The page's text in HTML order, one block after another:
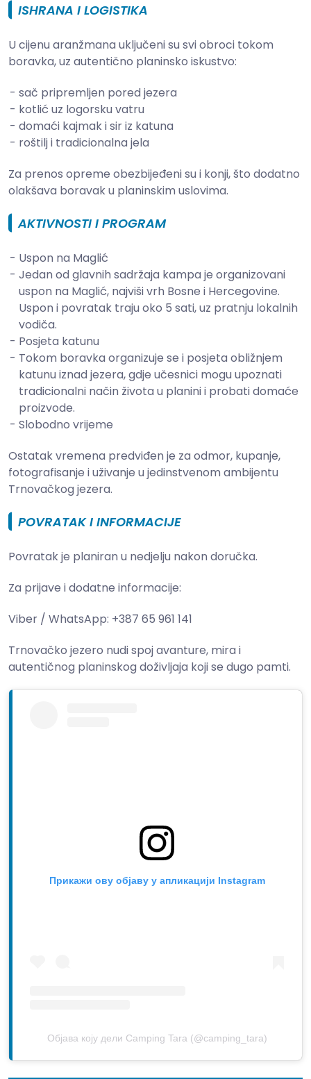
ISHRANA I LOGISTIKA
U cijenu aranžmana uključeni su svi obroci tokom
boravka, uz autentično planinsko iskustvo:
sač pripremljen pored jezera
kotlić uz logorsku vatru
domaći kajmak i sir iz katuna
roštilj i tradicionalna jela
Za prenos opreme obezbijeđeni su i konji, što dodatno
olakšava boravak u planinskim uslovima.
AKTIVNOSTI I PROGRAM
Uspon na Maglić
Jedan od glavnih sadržaja kampa je organizovani
uspon na Maglić, najviši vrh Bosne i Hercegovine.
Uspon i povratak traju oko 5 sati, uz pratnju lokalnih
vodiča.
Posjeta katunu
Tokom boravka organizuje se i posjeta obližnjem
katunu iznad jezera, gdje učesnici mogu upoznati
tradicionalni način života u planini i probati domaće
proizvode.
Slobodno vrijeme
Ostatak vremena predviđen je za odmor, kupanje,
fotografisanje i uživanje u jedinstvenom ambijentu
Trnovačkog jezera.
POVRATAK I INFORMACIJE
Povratak je planiran u nedjelju nakon doručka.
Za prijave i dodatne informacije:
Viber / WhatsApp: +387 65 961 141
Trnovačko jezero nudi spoj avanture, mira i
autentičnog planinskog doživljaja koji se dugo pamti.
Прикажи ову објаву у апликацији Instagram
Објава коју дели Camping Tara (@camping_tara)